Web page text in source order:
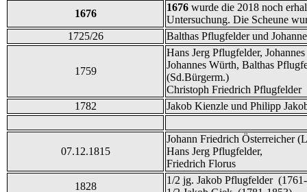
1676
1676 wurde die 2018 noch
Untersuchung. Die Scheune
1725/26
Balthas Pflugfelder und
1759
Hans Jerg Pflugfelder,
Johannes Würth, Balthas
(Sd.Bürgerm.)
Christoph Friedrich Pflugfelder
1782
Jakob Kienzle und Philipp
07.12.1815
Johann Friedrich Österreicher
Hans Jerg Pflugfelder,
Friedrich Florus
1828
1/2 jg. Jakob Pflugfelder